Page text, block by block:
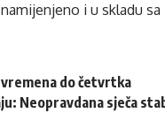
i u skladu
do četvrtka
Neopravdana sječa